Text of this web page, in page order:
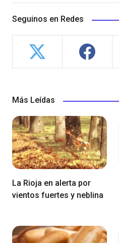
Seguinos en Redes
Más Leídas
La Rioja en alerta por
vientos fuertes y neblina